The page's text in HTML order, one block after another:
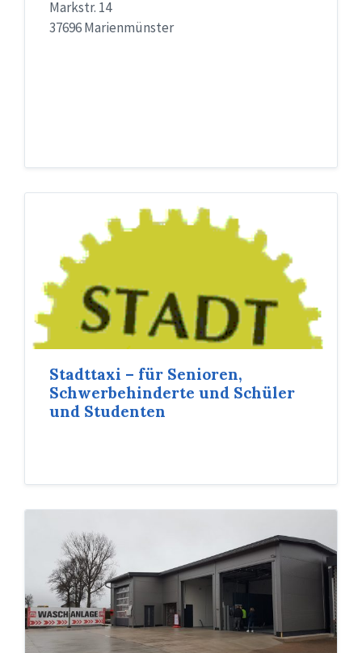
Markstr. 14
37696 Marienmünster
Stadttaxi – für Senioren,
Schwerbehinderte und Schüler
und Studenten